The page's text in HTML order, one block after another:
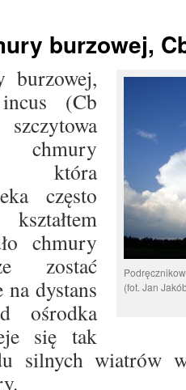
burzowej,
(fot. Jan
burzowej,
(Cb
która
często
chmury
zostać
na dystans
ośrodka
się tak
silnych wiatrów